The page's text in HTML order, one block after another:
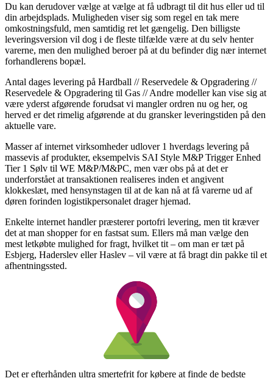
Du kan derudover vælge at vælge at få udbragt til dit hus eller ud til
din arbejdsplads. Muligheden viser sig som regel en tak mere
omkostningsfuld, men samtidig ret let gængelig. Den billigste
leveringsversion vil dog i de fleste tilfælde være at du selv henter
varerne, men den mulighed beroer på at du befinder dig nær internet
forhandlerens bopæl.
Antal dages levering på Hardball // Reservedele & Opgradering //
Reservedele & Opgradering til Gas // Andre modeller kan vise sig at
være yderst afgørende forudsat vi mangler ordren nu og her, og
herved er det rimelig afgørende at du gransker leveringstiden på den
aktuelle vare.
Masser af internet virksomheder udlover 1 hverdags levering på
massevis af produkter, eksempelvis SAI Style M&P Trigger Enhed
Tier 1 Sølv til WE M&P/M&PC, men vær obs på at det er
underforstået at transaktionen realiseres inden et angivent
klokkeslæt, med hensynstagen til at de kan nå at få varerne ud af
døren forinden logistikpersonalet drager hjemad.
Enkelte internet handler præsterer portofri levering, men tit kræver
det at man shopper for en fastsat sum. Ellers må man vælge den
mest letkøbte mulighed for fragt, hvilket tit – om man er tæt på
Esbjerg, Haderslev eller Haslev – vil være at få bragt din pakke til et
afhentningssted.
Det er efterhånden ultra smertefrit for købere at finde de bedste